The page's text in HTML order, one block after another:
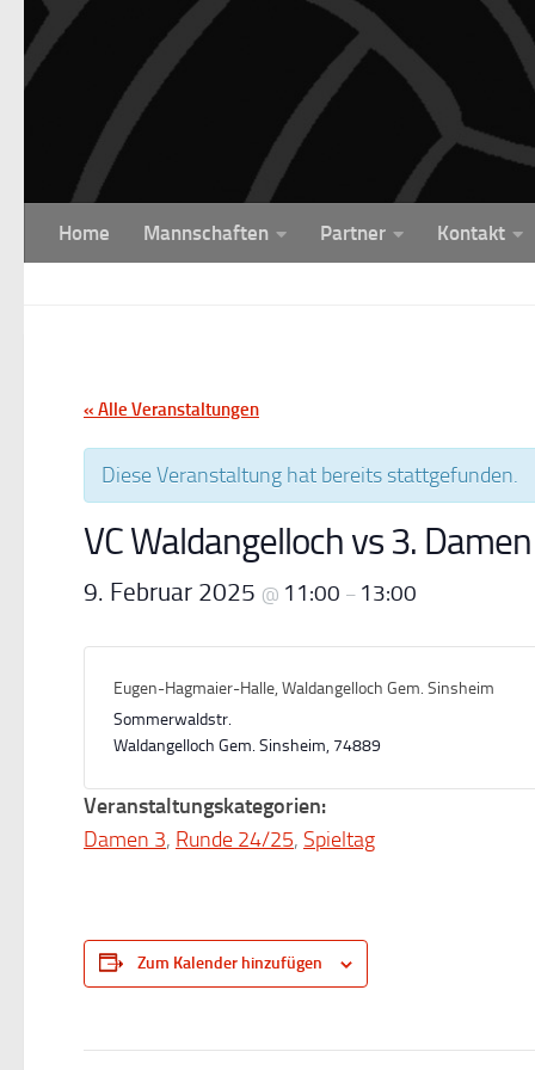
Unter dem Inhalt
Home Mannschaften Partner Kontakt
« Alle Veranstaltungen
Diese Veranstaltung hat bereits stattgefunden.
VC Waldangelloch vs 3. Damen
9. Februar 2025 @ 11:00 – 13:00
Eugen-Hagmaier-Halle, Waldangelloch Gem. Sinsheim
Sommerwaldstr.
Waldangelloch Gem. Sinsheim, 74889
Veranstaltungskategorien:
Damen 3, Runde 24/25, Spieltag
Zum Kalender hinzufügen